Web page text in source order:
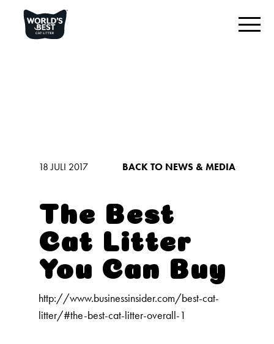
Meerdere katten met lavendelgeur
WAT ONS ONDERSCHEIDT
KOM MET ONS IN CONTACT
18 JULI 2017 BACK TO NEWS & MEDIA
The Best
Cat Litter
You Can Buy
http://www.businessinsider.com/best-cat-
litter/#the-best-cat-litter-overall-1